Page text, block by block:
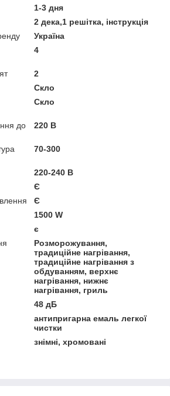
1-3 дня
2 дека,1 решітка, інструкція
Україна
4
2
Скло
Скло
до
220 В
70-300
220-240 В
Є
Є
1500 W
є
Розморожування,
традиційне нагрівання,
традиційне нагрівання з
обдуванням, верхнє
нагрівання, нижнє
нагрівання, гриль
48 дБ
антипригарна емаль легкої
чистки
знімні, хромовані